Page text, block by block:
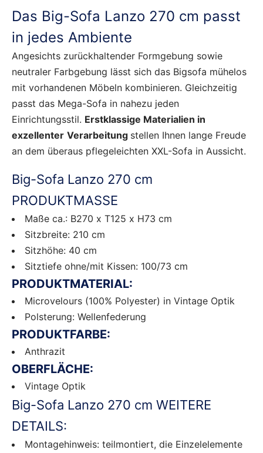
Das Big-Sofa Lanzo 270 cm passt
in jedes Ambiente
Angesichts zurückhaltender Formgebung sowie
neutraler Farbgebung lässt sich das Bigsofa mühelos
mit vorhandenen Möbeln kombinieren. Gleichzeitig
passt das Mega-Sofa in nahezu jeden
Einrichtungsstil. Erstklassige Materialien in
exzellenter Verarbeitung stellen Ihnen lange Freude
an dem überaus pflegeleichten XXL-Sofa in Aussicht.
Big-Sofa Lanzo 270 cm
PRODUKTMASSE
Maße ca.: B270 x T125 x H73 cm
Sitzbreite: 210 cm
Sitzhöhe: 40 cm
Sitztiefe ohne/mit Kissen: 100/73 cm
PRODUKTMATERIAL:
Microvelours (100% Polyester) in Vintage Optik
Polsterung: Wellenfederung
PRODUKTFARBE:
Anthrazit
OBERFLÄCHE:
Vintage Optik
Big-Sofa Lanzo 270 cm WEITERE
DETAILS:
Montagehinweis: teilmontiert, die Einzelelemente